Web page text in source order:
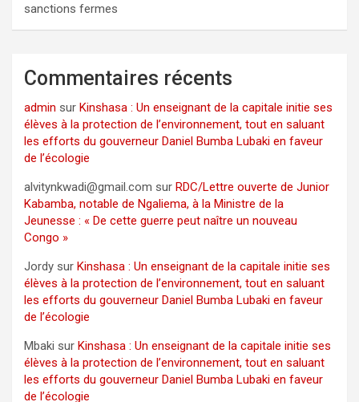
sanctions fermes
Commentaires récents
admin sur Kinshasa : Un enseignant de la capitale initie ses
élèves à la protection de l’environnement, tout en saluant
les efforts du gouverneur Daniel Bumba Lubaki en faveur
de l’écologie
alvitynkwadi@gmail.com sur RDC/Lettre ouverte de Junior
Kabamba, notable de Ngaliema, à la Ministre de la
Jeunesse : « De cette guerre peut naître un nouveau
Congo »
Jordy sur Kinshasa : Un enseignant de la capitale initie ses
élèves à la protection de l’environnement, tout en saluant
les efforts du gouverneur Daniel Bumba Lubaki en faveur
de l’écologie
Mbaki sur Kinshasa : Un enseignant de la capitale initie ses
élèves à la protection de l’environnement, tout en saluant
les efforts du gouverneur Daniel Bumba Lubaki en faveur
de l’écologie